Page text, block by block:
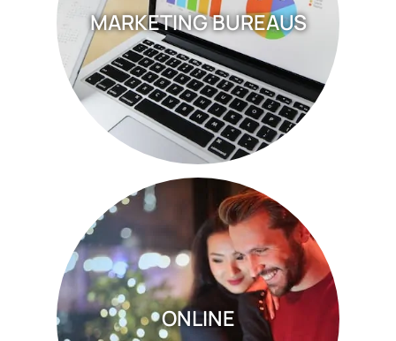
MARKETING BUREAUS
ONLINE